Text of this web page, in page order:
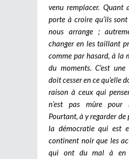
venu remplacer. Quant
porte à croire qu’ils
nous arrange ;
changer en les taillant
comme par hasard, à la
du moments. C’est
doit cesser en ce qu’elle
raison à ceux qui
n’est pas mûre pour
Pourtant, à y regarder de
la démocratie qui est
continent noir que les
qui ont du mal à en